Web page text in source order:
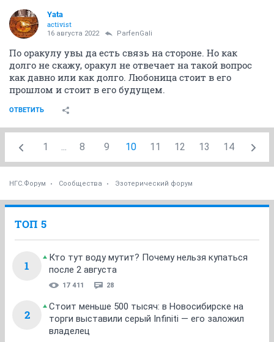
Yata
activist
16 августа 2022 ParfenGali
По оракулу увы да есть связь на стороне. Но как
долго не скажу, оракул не отвечает на такой вопрос
как давно или как долго. Любоница стоит в его
прошлом и стоит в его будущем.
ОТВЕТИТЬ
1 ... 8 9 10 11 12 13 14
НГС.Форум Сообщества Эзотерический форум
ТОП 5
1
Кто тут воду мутит? Почему нельзя купаться
после 2 августа
17 411 28
2
Стоит меньше 500 тысяч: в Новосибирске на
торги выставили серый Infiniti — его заложил
владелец